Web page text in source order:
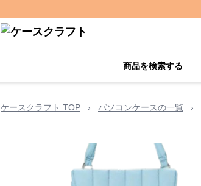
商品を検索する
ケースクラフト TOP › パソコンケースの一覧 ›